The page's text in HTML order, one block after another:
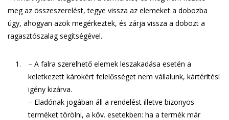
meg az összeszerelést, tegye vissza az elemeket a dobozba
úgy, ahogyan azok megérkeztek, és zárja vissza a dobozt a
ragasztószalag segítségével.
– A falra szerelhető elemek leszakadása esetén a
keletkezett károkért felelősséget nem vállalunk, kártérítési
igény kizárva.
– Eladónak jogában áll a rendelést illetve bizonyos
terméket törölni, a köv. esetekben: ha a termék már